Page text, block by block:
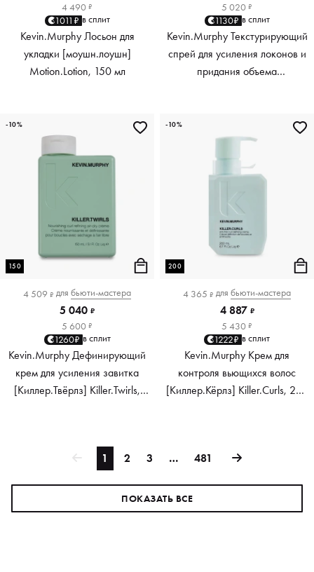
4 490 ₽
1011₽ в сплит
Kevin.Murphy Лосьон для
укладки [моушн.лоушн]
Motion.Lotion, 150 мл
5 020 ₽
1130₽ в сплит
Kevin.Murphy Текстурирующий
спрей для усиления локонов и
придания объема
150
4 509 ₽ для бьюти-мастера
5 040 ₽
5 600 ₽
1260₽ в сплит
Kevin.Murphy Дефинирующий
крем для усиления завитка
[Киллер.Твёрлз] Killer.Twirls,
-10%
200
4 365 ₽ для бьюти-мастера
4 887 ₽
5 430 ₽
1222₽ в сплит
Kevin.Murphy Крем для
контроля вьющихся волос
[Киллер.Кёрлз] Killer.Curls, 200
-10%
1 2 3 … 481
ПОКАЗАТЬ ВСЕ